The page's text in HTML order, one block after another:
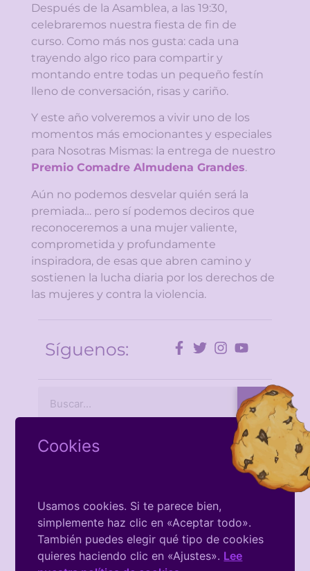
Después de la Asamblea, a las 19:30,
celebraremos nuestra fiesta de fin de
curso. Como más nos gusta: cada una
trayendo algo rico para compartir y
montando entre todas un pequeño festín
lleno de conversación, risas y cariño.
Y este año volveremos a vivir uno de los
momentos más emocionantes y especiales
para Nosotras Mismas: la entrega de nuestro
Premio Comadre Almudena Grandes.
Aún no podemos desvelar quién será la
premiada… pero sí podemos deciros que
reconoceremos a una mujer valiente,
comprometida y profundamente
inspiradora, de esas que abren camino y
sostienen la lucha diaria por los derechos de
las mujeres y contra la violencia.
Síguenos:
Próximos
There is no Event
Cookies
Usamos cookies. Si te parece bien,
simplemente haz clic en «Aceptar todo».
También puedes elegir qué tipo de cookies
quieres haciendo clic en «Ajustes». Lee